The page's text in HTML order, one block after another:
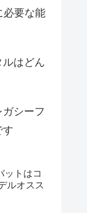
必要な能
ルはどん
シーフ
す
ットはコ
ルオスス